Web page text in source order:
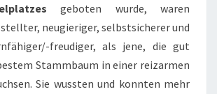
geboten wurde, waren
neugieriger, selbstsicherer und
freudiger, als jene, die gut
Stammbaum in einer reizarmen
Sie wussten und konnten mehr